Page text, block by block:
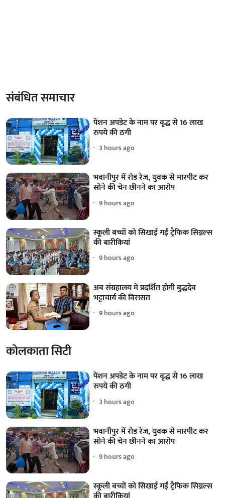
संबंधित समाचार
पेंशन अपडेट के नाम पर वृद्ध से 16 लाख
रुपये की ठगी
3 hours ago
भवानीपुर में रोड रेज, युवक से मारपीट कर
सोने की चेन छीनने का आरोप
9 hours ago
स्कूली बच्चों को सिखाई गईं ट्रैफिक सिग्नल्स
की बारीकियां
9 hours ago
अब संग्रहालय में प्रदर्शित होगी बुद्धदेव
भट्टाचार्य की विरासत
9 hours ago
कोलकाता सिटी
पेंशन अपडेट के नाम पर वृद्ध से 16 लाख
रुपये की ठगी
3 hours ago
भवानीपुर में रोड रेज, युवक से मारपीट कर
सोने की चेन छीनने का आरोप
9 hours ago
स्कूली बच्चों को सिखाई गईं ट्रैफिक सिग्नल्स